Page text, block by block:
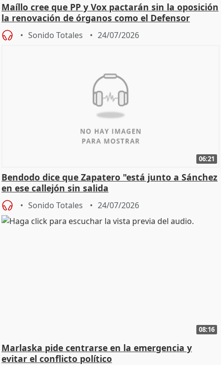
Maíllo cree que PP y Vox pactarán sin la oposición
la renovación de órganos como el Defensor
Sonido Totales 24/07/2026
06:21
Bendodo dice que Zapatero "está junto a Sánchez
en ese callejón sin salida
Sonido Totales 24/07/2026
08:16
Marlaska pide centrarse en la emergencia y
evitar el conflicto político